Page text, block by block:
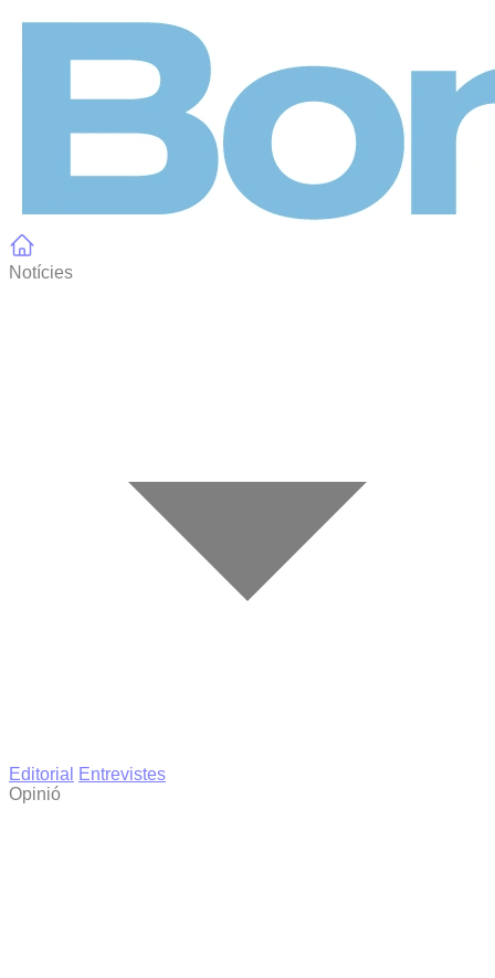
Notícies
Editorial
Entrevistes
Opinió